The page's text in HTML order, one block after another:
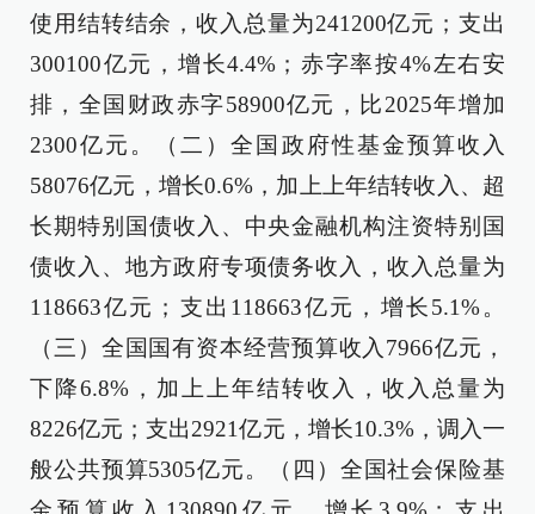
使用结转结余，收入总量为241200亿元；支出
300100亿元，增长4.4%；赤字率按4%左右安
排，全国财政赤字58900亿元，比2025年增加
2300亿元。（二）全国政府性基金预算收入
58076亿元，增长0.6%，加上上年结转收入、超
长期特别国债收入、中央金融机构注资特别国
债收入、地方政府专项债务收入，收入总量为
118663亿元；支出118663亿元，增长5.1%。
（三）全国国有资本经营预算收入7966亿元，
下降6.8%，加上上年结转收入，收入总量为
8226亿元；支出2921亿元，增长10.3%，调入一
般公共预算5305亿元。（四）全国社会保险基